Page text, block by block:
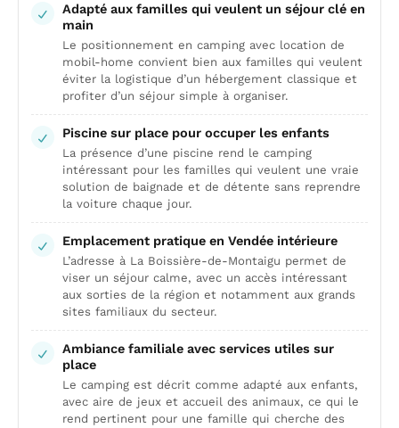
Adapté aux familles qui veulent un séjour clé en
main
Le positionnement en camping avec location de
mobil-home convient bien aux familles qui veulent
éviter la logistique d’un hébergement classique et
profiter d’un séjour simple à organiser.
Piscine sur place pour occuper les enfants
La présence d’une piscine rend le camping
intéressant pour les familles qui veulent une vraie
solution de baignade et de détente sans reprendre
la voiture chaque jour.
Emplacement pratique en Vendée intérieure
L’adresse à La Boissière-de-Montaigu permet de
viser un séjour calme, avec un accès intéressant
aux sorties de la région et notamment aux grands
sites familiaux du secteur.
Ambiance familiale avec services utiles sur
place
Le camping est décrit comme adapté aux enfants,
avec aire de jeux et accueil des animaux, ce qui le
rend pertinent pour une famille qui cherche des